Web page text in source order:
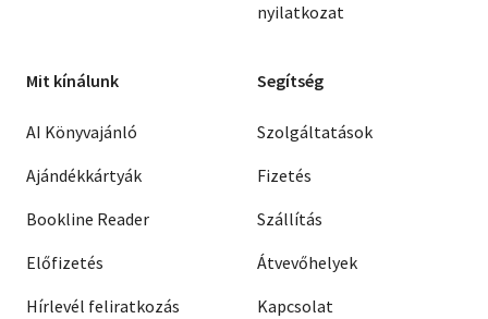
nyilatkozat
Mit kínálunk
AI Könyvajánló
Ajándékkártyák
Bookline Reader
Előfizetés
Hírlevél feliratkozás
Segítség
Szolgáltatások
Fizetés
Szállítás
Átvevőhelyek
Kapcsolat